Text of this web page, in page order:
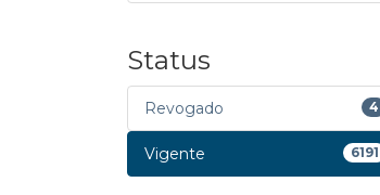
Status
Revogado 4
Vigente 6191